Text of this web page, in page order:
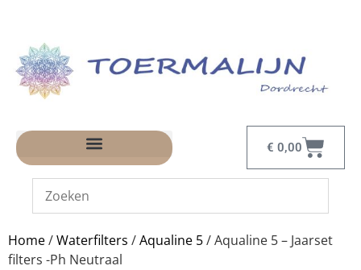
€ 0,00
Home/Waterfilters /Aqualine 5/ Aqualine 5 – Jaarset
filters -Ph Neutraal